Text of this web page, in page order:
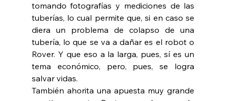
tomando fotografías y mediciones de las
tuberías, lo cual permite que, si en caso se
diera un problema de colapso de una
tubería, lo que se va a dañar es el robot o
Rover. Y que eso a la larga, pues, sí es un
tema económico, pero, pues, se logra
salvar vidas.
También ahorita una apuesta muy grande